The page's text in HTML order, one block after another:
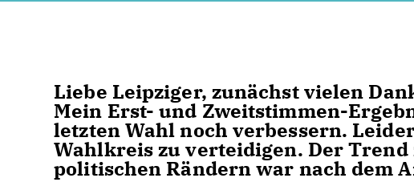
Liebe Leipziger, zunächst vielen
Mein Erst- und Zweitstimmen-
letzten Wahl noch verbessern.
Wahlkreis zu verteidigen. Der
politischen Rändern war nach dem